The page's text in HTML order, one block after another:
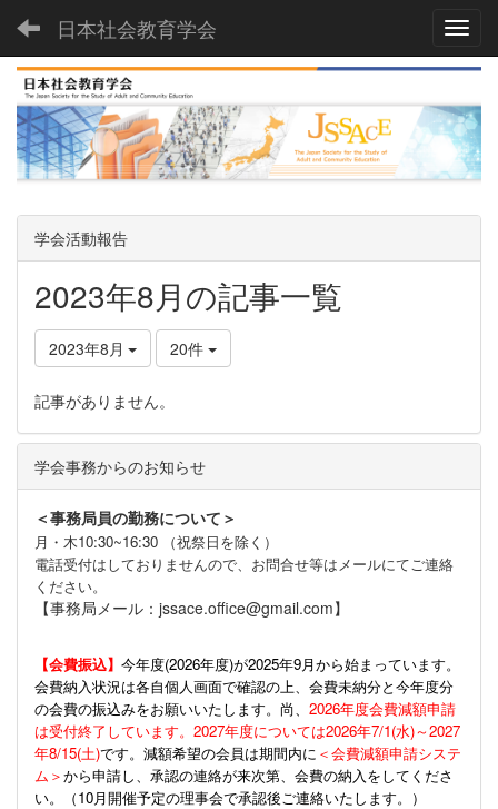
日本社会教育学会
学会活動報告
2023年8月の記事一覧
2023年8月 20件
記事がありません。
学会事務からのお知らせ
＜事務局員の勤務について＞
月・木10:30~16:30 （祝祭日を除く）
電話受付はしておりませんので、お問合せ等はメールにてご連絡
ください。
【事務局メール：jssace.office@gmail.com】
【会費振込】 今年度(2026年度)が2025年9月から始まっています。
会費納入状況は各自個人画面で確認の上、会費未納分と今年度分
の会費の振込みをお願いいたします。尚、 2026年度会費減額申請
は受付終了しています。2027年度については2026年7/1(水)～2027
年8/15(土)です。減額希望の会員は期間内に ＜会費減額申請システ
ム＞から申請し、承認の連絡が来次第、会費の納入をしてくださ
い。（10月開催予定の理事会で承認後ご連絡いたします。）